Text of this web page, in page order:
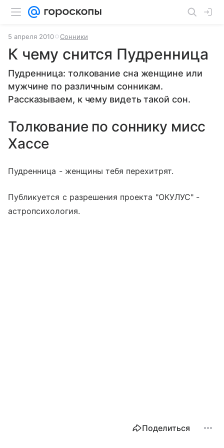
5 апреля 2010 Сонники
К чему снится Пудренница
Пудренница: толкование сна женщине или
мужчине по различным сонникам.
Рассказываем, к чему видеть такой сон.
Толкование по соннику мисс
Хассе
Пудренница - женщины тебя перехитрят.
Публикуется с разрешения проекта "ОКУЛУС" -
астропсихология.
Поделиться